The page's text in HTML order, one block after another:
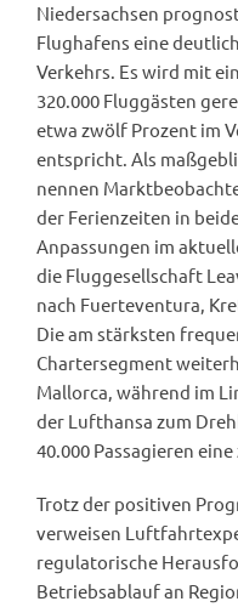
Niedersachsen
Flughafens eine
Verkehrs. Es wird mit
320.000 Fluggästen
etwa zwölf Prozent im
entspricht. Als
nennen
der Ferienzeiten in
Anpassungen im
die Fluggesellschaft
nach Fuerteventura,
Die am stärksten
Chartersegment
Mallorca, während im
der Lufthansa zum
40.000 Passagieren
Trotz der positiven
verweisen
regulatorische
Betriebsablauf an